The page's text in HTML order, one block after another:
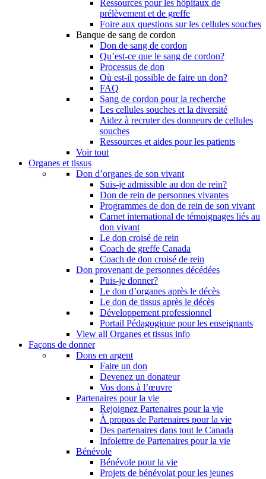
Ressources pour les hôpitaux de
prélèvement et de greffe
Foire aux questions sur les cellules souches
Banque de sang de cordon
Don de sang de cordon
Qu’est-ce que le sang de cordon?
Processus de don
Où est-il possible de faire un don?
FAQ
Sang de cordon pour la recherche
Les cellules souches et la diversité
Aidez à recruter des donneurs de cellules
souches
Ressources et aides pour les patients
Voir tout
Organes et tissus
Don d’organes de son vivant
Suis-je admissible au don de rein?
Don de rein de personnes vivantes
Programmes de don de rein de son vivant
Carnet international de témoignages liés au
don vivant
Le don croisé de rein
Coach de greffe Canada
Coach de don croisé de rein
Don provenant de personnes décédées
Puis-je donner?
Le don d’organes après le décès
Le don de tissus après le décès
Développement professionnel
Portail Pédagogique pour les enseignants
View all Organes et tissus info
Façons de donner
Dons en argent
Faire un don
Devenez un donateur
Vos dons à l’œuvre
Partenaires pour la vie
Rejoignez Partenaires pour la vie
À propos de Partenaires pour la vie
Des partenaires dans tout le Canada
Infolettre de Partenaires pour la vie
Bénévole
Bénévole pour la vie
Projets de bénévolat pour les jeunes